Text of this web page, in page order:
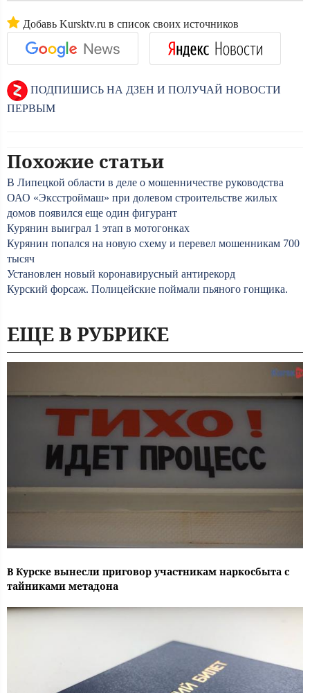
Добавь Kursktv.ru в список своих источников
ПОДПИШИСЬ НА ДЗЕН И ПОЛУЧАЙ НОВОСТИ
ПЕРВЫМ
Похожие статьи
В Липецкой области в деле о мошенничестве руководства
ОАО «Эксстроймаш» при долевом строительстве жилых
домов появился еще один фигурант
Курянин выиграл 1 этап в мотогонках
Курянин попался на новую схему и перевел мошенникам 700
тысяч
Установлен новый коронавирусный антирекорд
Курский форсаж. Полицейские поймали пьяного гонщика.
ЕЩЕ В РУБРИКЕ
В Курске вынесли приговор участникам наркосбыта с
тайниками метадона